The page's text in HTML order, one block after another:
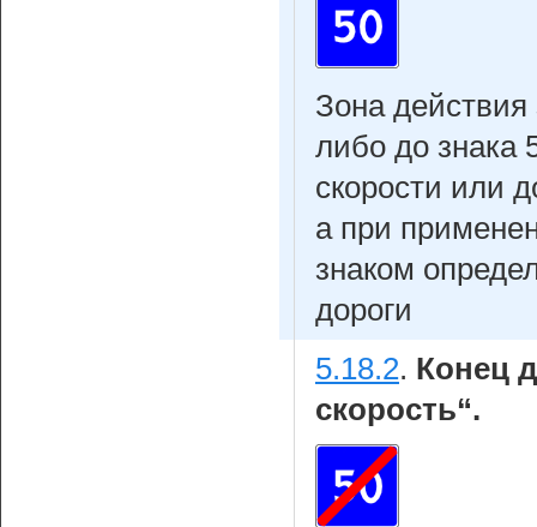
Зона действия
либо до знака
скорости или
а при
знаком
дороги
5.18.2. Конец
скорость“.